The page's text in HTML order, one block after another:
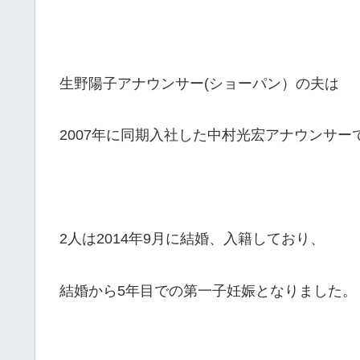
生野陽子アナウンサー(ショーパン）の夫は
2007年に同期入社した中村光宏アナウンサー
2人は2014年9月に結婚、入籍しており、
結婚から5年目での第一子妊娠となりました。